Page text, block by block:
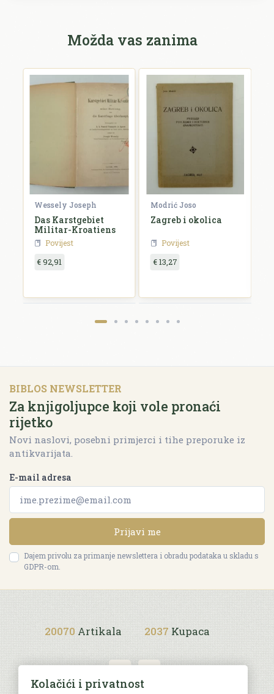
Možda vas zanima
Wessely Joseph
Das Karstgebiet
Militar-Kroatiens
Povijest
€ 92,91
Modrić Joso
Zagreb i okolica
Povijest
€ 13,27
BIBLOS NEWSLETTER
Za knjigoljupce koji vole pronaći
rijetko
Novi naslovi, posebni primjerci i tihe preporuke iz
antikvarijata.
E-mail adresa
Prijavi me
Dajem privolu za primanje newslettera i obradu podataka u skladu s
GDPR-om.
20070 Artikala 2037 Kupaca
Kolačići i privatnost